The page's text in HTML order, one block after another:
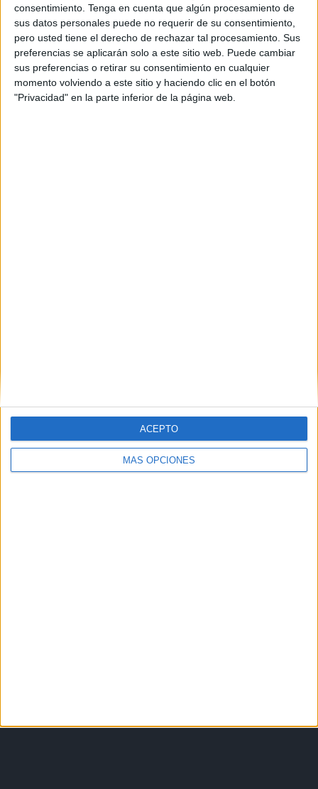
consentimiento. Tenga en cuenta que algún procesamiento de
sus datos personales puede no requerir de su consentimiento,
pero usted tiene el derecho de rechazar tal procesamiento. Sus
preferencias se aplicarán solo a este sitio web. Puede cambiar
sus preferencias o retirar su consentimiento en cualquier
momento volviendo a este sitio y haciendo clic en el botón
"Privacidad" en la parte inferior de la página web.
MÁS OPCIONES
ACEPTO
La crisis que Marruecos ha causado en
Ceuta extiende sus tentáculos al PSOE
HACE 25 MINUTOS
Crisis en Ceuta: petición urgente de
intervención institucional